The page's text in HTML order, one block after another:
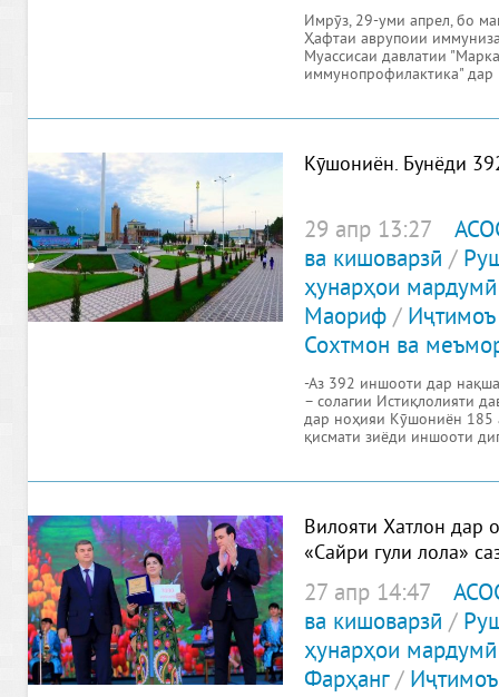
Имрӯз, 29-уми апрел, бо
Ҳафтаи аврупоии
Муассисаи давлатии
иммунопрофилактика"
Кӯшониён. Бунёди
29 апр 13:27
ва кишоварзӣ /
ҳунарҳои мардумӣ
Маориф/ Иҷтимоъ
Сохтмон ва
-Аз 392 иншооти дар
– солагии Истиқлолияти
дар ноҳияи Кӯшониён 185
қисмати зиёди иншооти
Вилояти Хатлон дар
«Сайри гули лола»
гардид
27 апр 14:47
ва кишоварзӣ /
ҳунарҳои мардумӣ
Фарҳанг/ Иҷтимоъ